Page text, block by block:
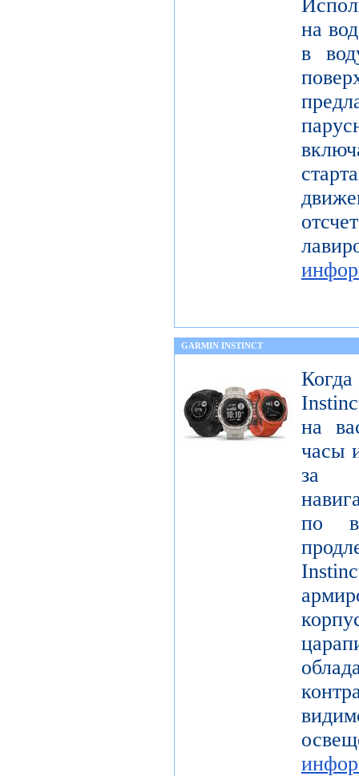
на
в
GARMIN INSTINCT
на
часы
за
по